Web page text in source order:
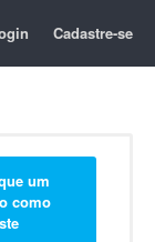
Cadastre-se
um
como